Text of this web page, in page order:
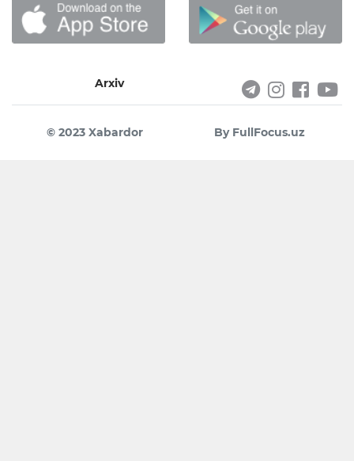
Arxiv
© 2023 Xabardor By FullFocus.uz